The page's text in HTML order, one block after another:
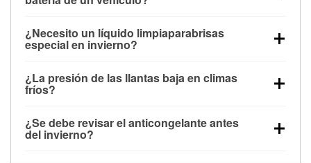
debajo de los 32 °F y puede perder hasta la mitad de
su potencia de arranque cerca de los 0 °F, lo que
arranque.
¿Necesito un líquido limpiaparabrisas
especial en invierno?
la congelación y ayuda a disolver la sal y la nieve
derretida en la carretera para mejorar la visibilidad.
¿La presión de las llantas baja en climas
fríos?
alrededor de 1 PSI por cada 10 °F que baja la
temperatura. Puedes obtener más información sobre
¿Se debe revisar el anticongelante antes
del invierno?